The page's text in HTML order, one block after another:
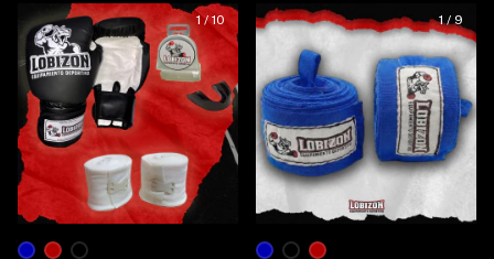
1/10 1/9